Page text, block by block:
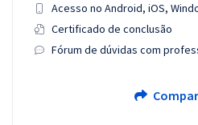
Acesso no Android, iOS,
Certificado de conclusão
Fórum de dúvidas com